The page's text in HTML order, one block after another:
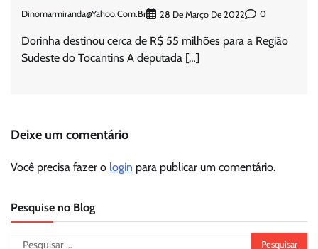
Dinomarmiranda@yahoo.com.br 28 De Março De 2022 0
Dorinha destinou cerca de R$ 55 milhões para a Região
Sudeste do Tocantins A deputada […]
Deixe um comentário
Você precisa fazer o login para publicar um comentário.
Pesquise no Blog
Pesquisar